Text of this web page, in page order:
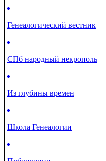
Генеалогический вестник
СПб народный некрополь
Из глубины времен
Школа Генеалогии